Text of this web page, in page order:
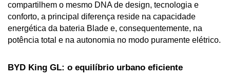
compartilhem o mesmo DNA de design, tecnologia e
conforto, a principal diferença reside na capacidade
energética da bateria Blade e, consequentemente, na
potência total e na autonomia no modo puramente elétrico.
BYD King GL: o equilíbrio urbano eficiente